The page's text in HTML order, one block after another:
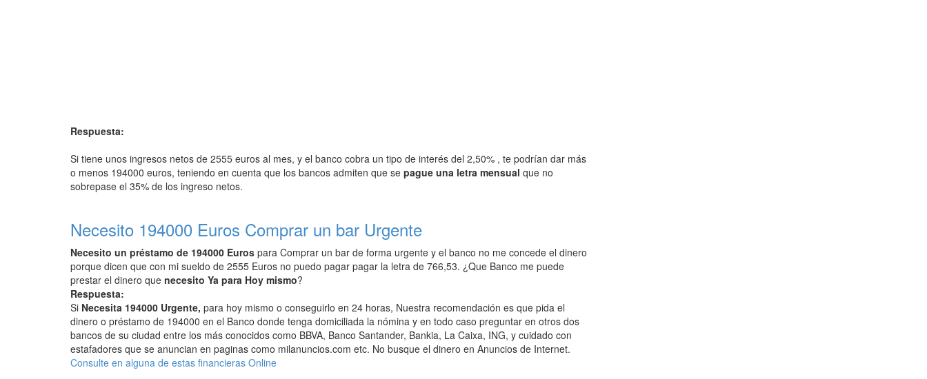
Respuesta:
Si tiene unos ingresos netos de 2555 euros al mes, y el banco cobra un tipo de interés del 2,50% , te podrían dar más
o menos 194000 euros, teniendo en cuenta que los bancos admiten que se pague una letra mensual que no
sobrepase el 35% de los ingreso netos.
Necesito 194000 Euros Comprar un bar Urgente
Necesito un préstamo de 194000 Euros para Comprar un bar de forma urgente y el banco no me concede el dinero
porque dicen que con mi sueldo de 2555 Euros no puedo pagar pagar la letra de 766,53. ¿Que Banco me puede
prestar el dinero que necesito Ya para Hoy mismo?
Respuesta:
Si Necesita 194000 Urgente, para hoy mismo o conseguirlo en 24 horas, Nuestra recomendación es que pida el
dinero o préstamo de 194000 en el Banco donde tenga domiciliada la nómina y en todo caso preguntar en otros dos
bancos de su ciudad entre los más conocidos como BBVA, Banco Santander, Bankia, La Caixa, ING, y cuidado con
estafadores que se anuncian en paginas como milanuncios.com etc. No busque el dinero en Anuncios de Internet.
Consulte en alguna de estas financieras Online